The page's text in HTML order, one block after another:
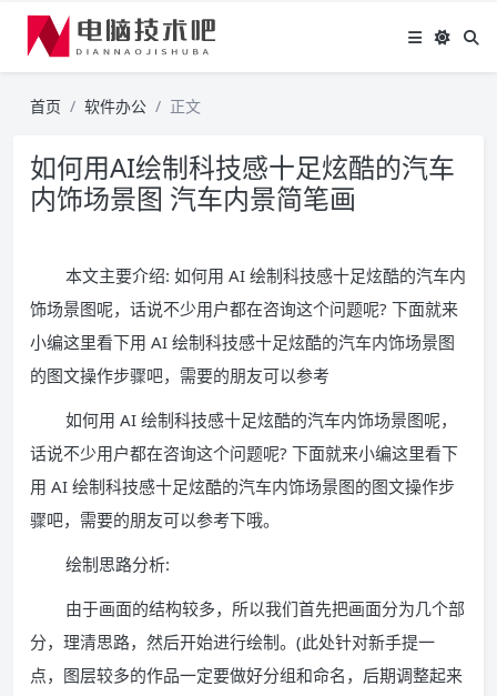
首页 软件办公 正文
如何用AI绘制科技感十足炫酷的汽车
内饰场景图 汽车内景简笔画
本文主要介绍: 如何用 AI 绘制科技感十足炫酷的汽车内
饰场景图呢，话说不少用户都在咨询这个问题呢? 下面就来
小编这里看下用 AI 绘制科技感十足炫酷的汽车内饰场景图
的图文操作步骤吧，需要的朋友可以参考
如何用 AI 绘制科技感十足炫酷的汽车内饰场景图呢，
话说不少用户都在咨询这个问题呢? 下面就来小编这里看下
用 AI 绘制科技感十足炫酷的汽车内饰场景图的图文操作步
骤吧，需要的朋友可以参考下哦。
绘制思路分析:
由于画面的结构较多，所以我们首先把画面分为几个部
分，理清思路，然后开始进行绘制。(此处针对新手提一
点，图层较多的作品一定要做好分组和命名，后期调整起来